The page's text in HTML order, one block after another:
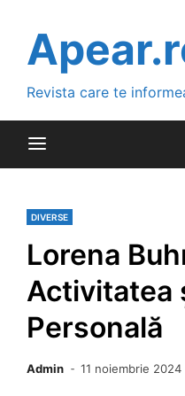
content
Revista care te
DIVERSE
Lorena
Activitatea
Personală
Admin 11 noiembrie 2024